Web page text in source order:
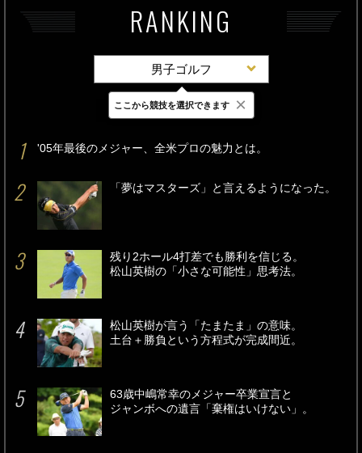
RANKING
男子ゴルフ
最新 24時間 週間
'05年最後のメジャー、全米プロの魅力とは。
「夢はマスターズ」と言えるようになった。
残り2ホール4打差でも勝利を信じる。
松山英樹の「小さな可能性」思考法。
松山英樹が言う「たまたま」の意味。
土台＋勝負という方程式が完成間近。
63歳中嶋常幸のメジャー卒業宣言と
ジャンボへの遺言「棄権はいけない」。
ここから競技を選択できます ×